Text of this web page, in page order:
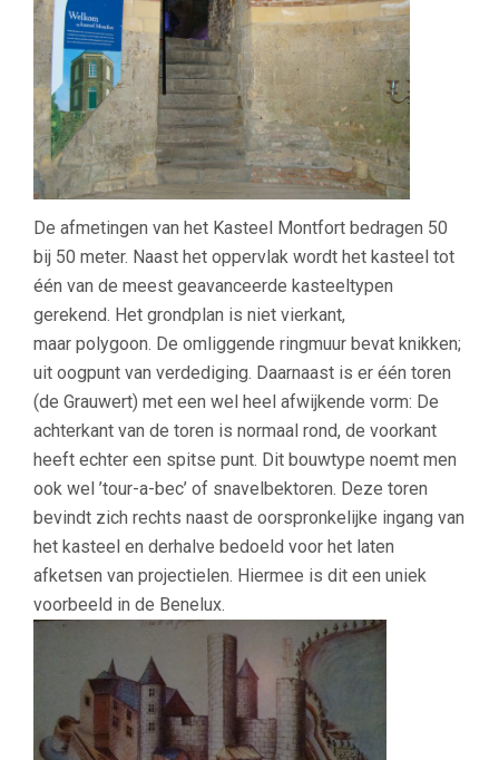
De afmetingen van het Kasteel Montfort bedragen 50
bij 50 meter. Naast het oppervlak wordt het kasteel tot
één van de meest geavanceerde kasteeltypen
gerekend. Het grondplan is niet vierkant,
maar polygoon. De omliggende ringmuur bevat knikken;
uit oogpunt van verdediging. Daarnaast is er één toren
(de Grauwert) met een wel heel afwijkende vorm: De
achterkant van de toren is normaal rond, de voorkant
heeft echter een spitse punt. Dit bouwtype noemt men
ook wel ’tour-a-bec’ of snavelbektoren. Deze toren
bevindt zich rechts naast de oorspronkelijke ingang van
het kasteel en derhalve bedoeld voor het laten
afketsen van projectielen. Hiermee is dit een uniek
voorbeeld in de Benelux.